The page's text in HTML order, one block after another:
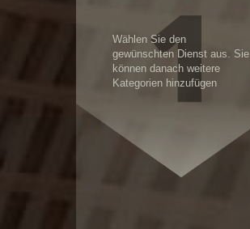
1
Wählen Sie den
gewünschten Dienst aus. Sie
können danach weitere
Kategorien hinzufügen